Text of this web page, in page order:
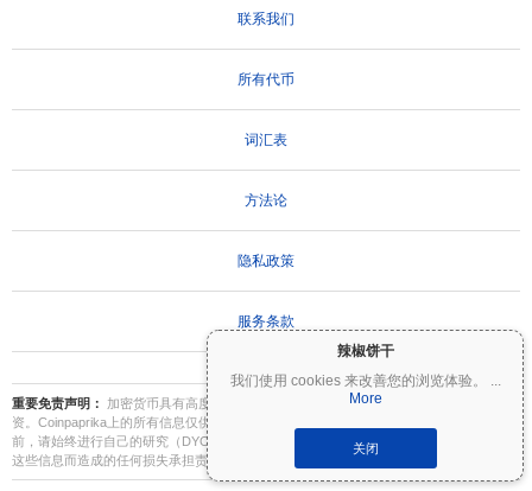
辣椒饼干
我们使用 cookies 来改善您的浏览体验。
...
More
关闭
联系我们
所有代币
词汇表
方法论
隐私政策
服务条款
重要免责声明：
加密货币具有高度波动性，存在重大风险。您可能会损失部分或全部投
资。Coinpaprika上的所有信息仅供参考，不构成财务或投资建议。在做出投资决策之
前，请始终进行自己的研究（DYOR）并咨询合格的财务顾问。Coinpaprika不对因使用
这些信息而造成的任何损失承担责任。